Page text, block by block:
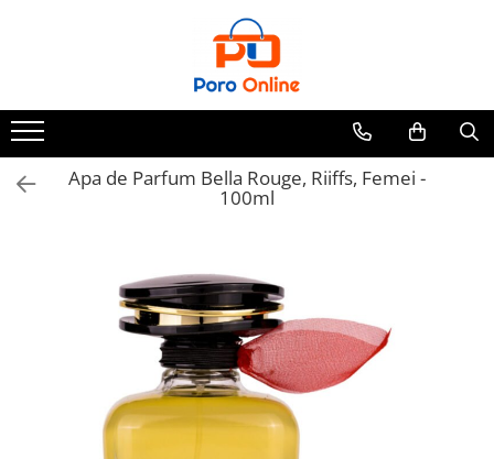
Clone
Parfum Barbati
Parfum FemeiApa de Parfum Bella Rouge, Riiffs, Femei -
100ml